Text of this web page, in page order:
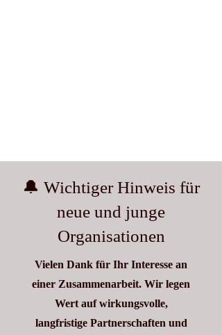
🔔 Wichtiger Hinweis für
neue und junge
Organisationen
Vielen Dank für Ihr Interesse an
einer Zusammenarbeit. Wir legen
Wert auf wirkungsvolle,
langfristige Partnerschaften und